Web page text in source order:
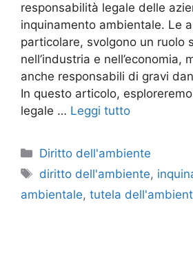
responsabilità legale delle
inquinamento ambientale. Le
particolare, svolgono un ruolo
nell’industria e nell’economia,
anche responsabili di gravi
In questo articolo,
legale … Leggi tutto
Categorie
Diritto dell'ambiente
Tag
diritto dell'ambiente,
ambientale, tutela